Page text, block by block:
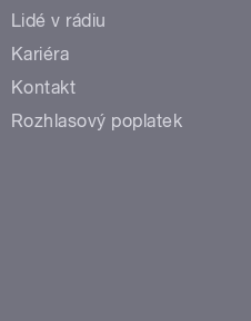
Lidé v rádiu
Kariéra
Kontakt
Rozhlasový poplatek